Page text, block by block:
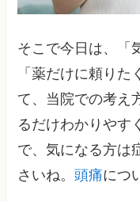
そこで今日は、「
「薬だけに頼り
て、当院での考え
るだけわかりやす
で、気になる方は
さいね。頭痛につ